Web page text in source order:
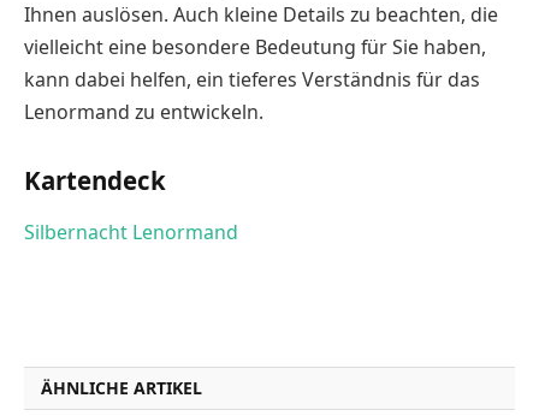
Ihnen auslösen. Auch kleine Details zu beachten, die
vielleicht eine besondere Bedeutung für Sie haben,
kann dabei helfen, ein tieferes Verständnis für das
Lenormand zu entwickeln.
Kartendeck
Silbernacht Lenormand
ÄHNLICHE ARTIKEL